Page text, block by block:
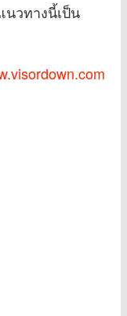
วทางนี้เป็น